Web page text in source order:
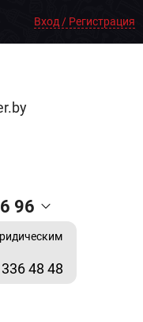
Вход / Регистрация
96
48 48